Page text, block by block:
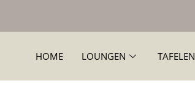
HOME LOUNGEN TAFELEN